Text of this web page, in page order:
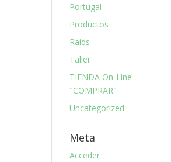
Portugal
Productos
Raids
Taller
TIENDA On-Line
"COMPRAR"
Uncategorized
Meta
Acceder